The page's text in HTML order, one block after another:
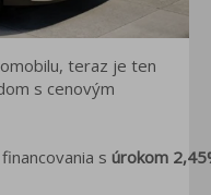
teraz je ten
s cenovým
s úrokom